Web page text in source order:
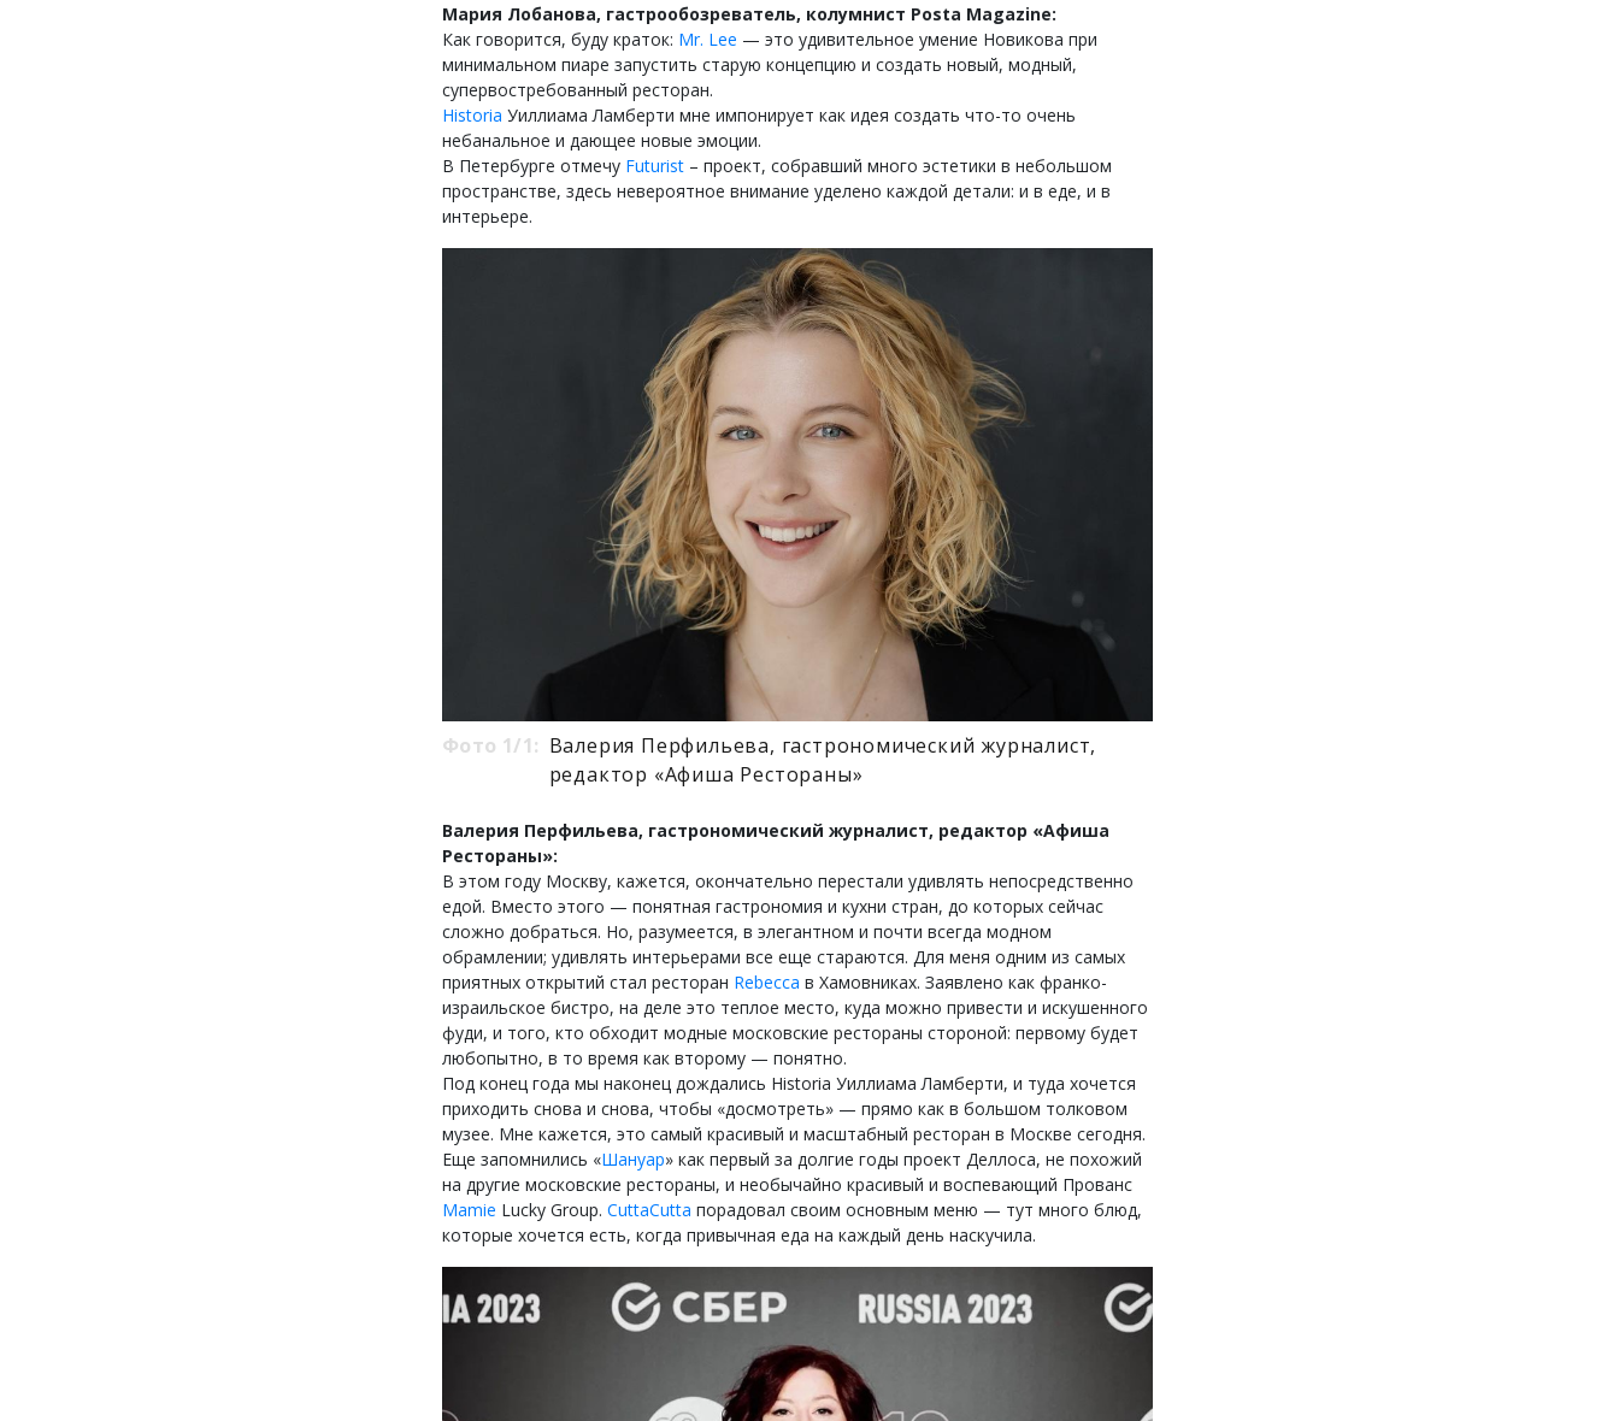
Мария Лобанова, гастрообозреватель, колумнист Posta Magazine:
Как говорится, буду краток: Mr. Lee — это удивительное умение Новикова при
минимальном пиаре запустить старую концепцию и создать новый, модный,
супервостребованный ресторан.
Historia Уиллиама Ламберти мне импонирует как идея создать что-то очень
небанальное и дающее новые эмоции.
В Петербурге отмечу Futurist – проект, собравший много эстетики в небольшом
пространстве, здесь невероятное внимание уделено каждой детали: и в еде, и в
интерьере.
Фото 1/1: Валерия Перфильева, гастрономический журналист,
редактор «Афиша Рестораны»
Валерия Перфильева, гастрономический журналист, редактор «Афиша
Рестораны»:
В этом году Москву, кажется, окончательно перестали удивлять непосредственно
едой. Вместо этого — понятная гастрономия и кухни стран, до которых сейчас
сложно добраться. Но, разумеется, в элегантном и почти всегда модном
обрамлении; удивлять интерьерами все еще стараются. Для меня одним из самых
приятных открытий стал ресторан Rebecca в Хамовниках. Заявлено как франко-
израильское бистро, на деле это теплое место, куда можно привести и искушенного
фуди, и того, кто обходит модные московские рестораны стороной: первому будет
любопытно, в то время как второму — понятно.
Под конец года мы наконец дождались Historia Уиллиама Ламберти, и туда хочется
приходить снова и снова, чтобы «досмотреть» — прямо как в большом толковом
музее. Мне кажется, это самый красивый и масштабный ресторан в Москве сегодня.
Еще запомнились «Шануар» как первый за долгие годы проект Деллоса, не похожий
на другие московские рестораны, и необычайно красивый и воспевающий Прованс
Mamie Lucky Group. CuttaCutta порадовал своим основным меню — тут много блюд,
которые хочется есть, когда привычная еда на каждый день наскучила.